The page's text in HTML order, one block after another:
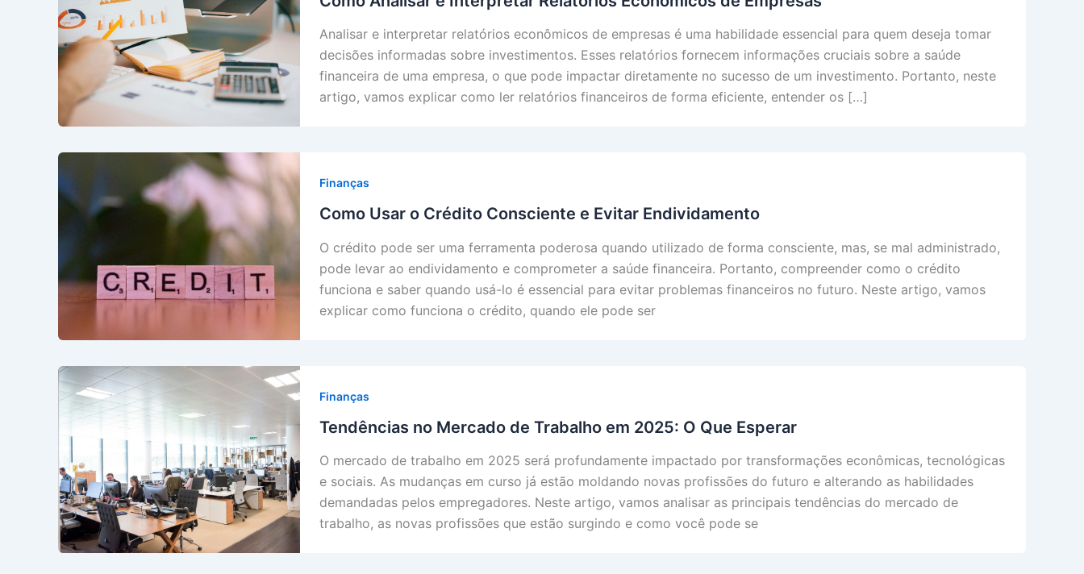
Analisar e interpretar relatórios econômicos de empresas é uma habilidade essencial para quem deseja tomar
decisões informadas sobre investimentos. Esses relatórios fornecem informações cruciais sobre a saúde
financeira de uma empresa, o que pode impactar diretamente no sucesso de um investimento. Portanto, neste
artigo, vamos explicar como ler relatórios financeiros de forma eficiente, entender os […]
Finanças
Como Usar o Crédito Consciente e Evitar Endividamento
O crédito pode ser uma ferramenta poderosa quando utilizado de forma consciente, mas, se mal administrado,
pode levar ao endividamento e comprometer a saúde financeira. Portanto, compreender como o crédito
funciona e saber quando usá-lo é essencial para evitar problemas financeiros no futuro. Neste artigo, vamos
explicar como funciona o crédito, quando ele pode ser
Finanças
Tendências no Mercado de Trabalho em 2025: O Que Esperar
O mercado de trabalho em 2025 será profundamente impactado por transformações econômicas, tecnológicas
e sociais. As mudanças em curso já estão moldando novas profissões do futuro e alterando as habilidades
demandadas pelos empregadores. Neste artigo, vamos analisar as principais tendências do mercado de
trabalho, as novas profissões que estão surgindo e como você pode se